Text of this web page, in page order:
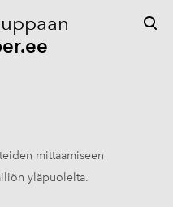
mittaamiseen
yläpuolelta.